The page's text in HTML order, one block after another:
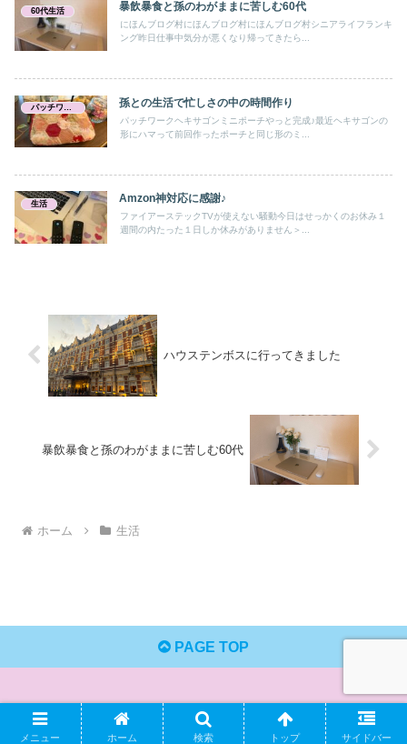
60代生活 暴飲暴食と孫のわがままに苦しむ60代
にほんブログ村にほんブログ村にほんブログ村シニアライフランキ
ング昨日仕事中気分が悪くなり帰ってきたら...
孫との生活で忙しさの中の時間作り
パッチワークヘキサゴンミニポーチやっと完成♪最近ヘキサゴンの
形にハマって前回作ったポーチと同じ形のミ...
生活 Amzon神対応に感謝♪
ファイアーステックTVが使えない騒動今日はせっかくのお休み１
週間の内たった１日しか休みがありません＞...
ハウステンボスに行ってきました
暴飲暴食と孫のわがままに苦しむ60代
ホーム 生活
PAGE TOP
Copyright © 2024 60代生活晴れたり曇ったり All Rights Reserved.
メニュー ホーム 検索 トップ サイドバー